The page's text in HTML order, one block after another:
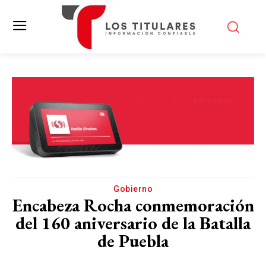
Gobierno
Encabeza Rocha conmemoración
del 160 aniversario de la Batalla
de Puebla